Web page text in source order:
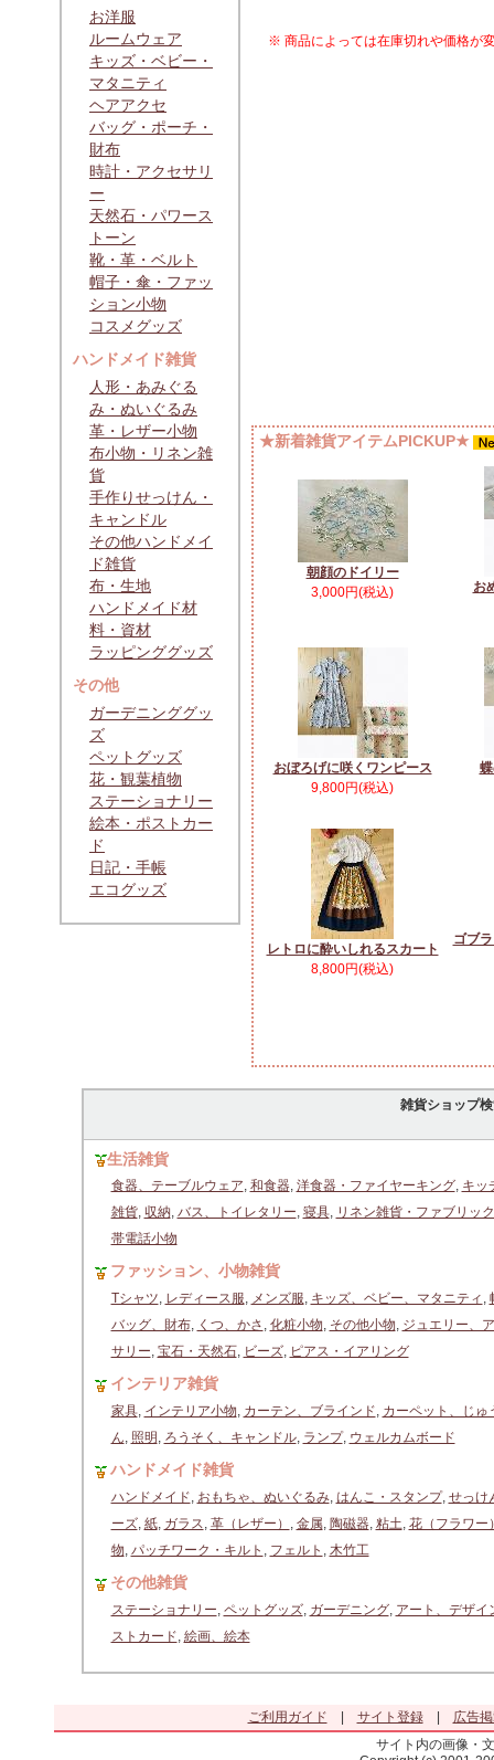
お洋服
ルームウェア
キッズ・ベビー・
マタニティ
ヘアアクセ
バッグ・ポーチ・
財布
時計・アクセサリ
ー
天然石・パワース
トーン
靴・革・ベルト
帽子・傘・ファッ
ション小物
コスメグッズ
ハンドメイド雑貨
人形・あみぐる
み・ぬいぐるみ
革・レザー小物
布小物・リネン雑
貨
手作りせっけん・
キャンドル
その他ハンドメイ
ド雑貨
布・生地
ハンドメイド材
料・資材
ラッピンググッズ
その他
ガーデニンググッ
ズ
ペットグッズ
花・観葉植物
ステーショナリー
絵本・ポストカー
ド
日記・手帳
エコグッズ
※ 商品によっては在庫切れや価格が
★新着雑貨アイテムPICKUP★
朝顔のドイリー
3,000円(税込)
お
おぼろげに咲くワンピース
9,800円(税込)
レトロに酔いしれるスカート
8,800円(税込)
ゴブ
雑貨ショップ
生活雑貨
食器、テーブルウェア, 和食器, 洋食器・ファイヤーキング, キッ
雑貨, 収納, バス、トイレタリー, 寝具, リネン雑貨・ファブリック
帯電話小物
ファッション、小物雑貨
Tシャツ, レディース服, メンズ服, キッズ、ベビー、マタニティ ,
バッグ、財布, くつ、かさ , 化粧小物, その他小物, ジュエリー、
サリー, 宝石・天然石, ビーズ, ピアス・イアリング
インテリア雑貨
家具, インテリア小物, カーテン、ブラインド, カーペット、じゅ
ん, 照明 , ろうそく、キャンドル, ランプ, ウェルカムボード
ハンドメイド雑貨
ハンドメイド, おもちゃ、ぬいぐるみ, はんこ・スタンプ, せっけ
ーズ, 紙, ガラス, 革（レザー） , 金属, 陶磁器, 粘土, 花（フラワー
物, パッチワーク・キルト , フェルト , 木竹工
その他雑貨
ステーショナリー, ペットグッズ, ガーデニング, アート、デザイ
ストカード, 絵画、絵本
ご利用ガイド サイト登録|
広告
サイト内の画像・